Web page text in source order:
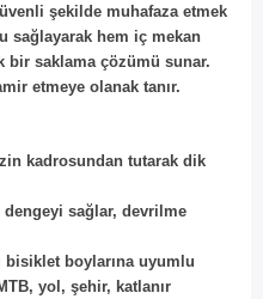
şekilde muhafaza etmek
sağlayarak hem iç mekan
bir saklama çözümü sunar.
etmeye olanak tanır.
kadrosundan tutarak dik
dengeyi sağlar, devrilme
bisiklet boylarına uyumlu
yol, şehir, katlanır